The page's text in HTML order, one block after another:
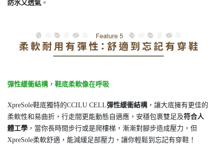
防水又透氣 。
彈性緩衝結構，鞋底柔軟像在呼吸
XpreSole鞋底獨特的CCILU CELL彈性緩衝結構，讓大底擁有更佳的
柔軟性和易曲折，行走間更能動態自適應，安穩包裹雙足及符合人
體工學 ，當你長時間步行或是爬樓梯，漸漸對腳步造成壓力，但
XpreSole柔軟舒適，能減緩足部壓力，讓你輕鬆到忘記有穿鞋！